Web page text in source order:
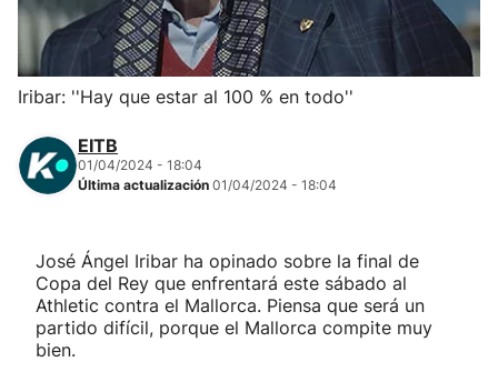
Herri-kirolak
Balonmano
Kirolak 360
Carreras de montaña
Más deportes
Iribar: ''Hay que estar al 100 % en todo''
EITB
01/04/2024 - 18:04
Última actualización 01/04/2024 - 18:04
José Ángel Iribar ha opinado sobre la final de
Copa del Rey que enfrentará este sábado al
Athletic contra el Mallorca. Piensa que será un
partido difícil, porque el Mallorca compite muy
bien.